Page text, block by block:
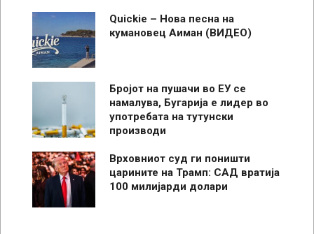
Quickie – Нова песна на
кумановец Аиман (ВИДЕО)
Бројот на пушачи во ЕУ се
намалува, Бугарија е лидер во
употребата на тутунски
производи
Врховниот суд ги поништи
царините на Трамп: САД вратија
100 милијарди долари